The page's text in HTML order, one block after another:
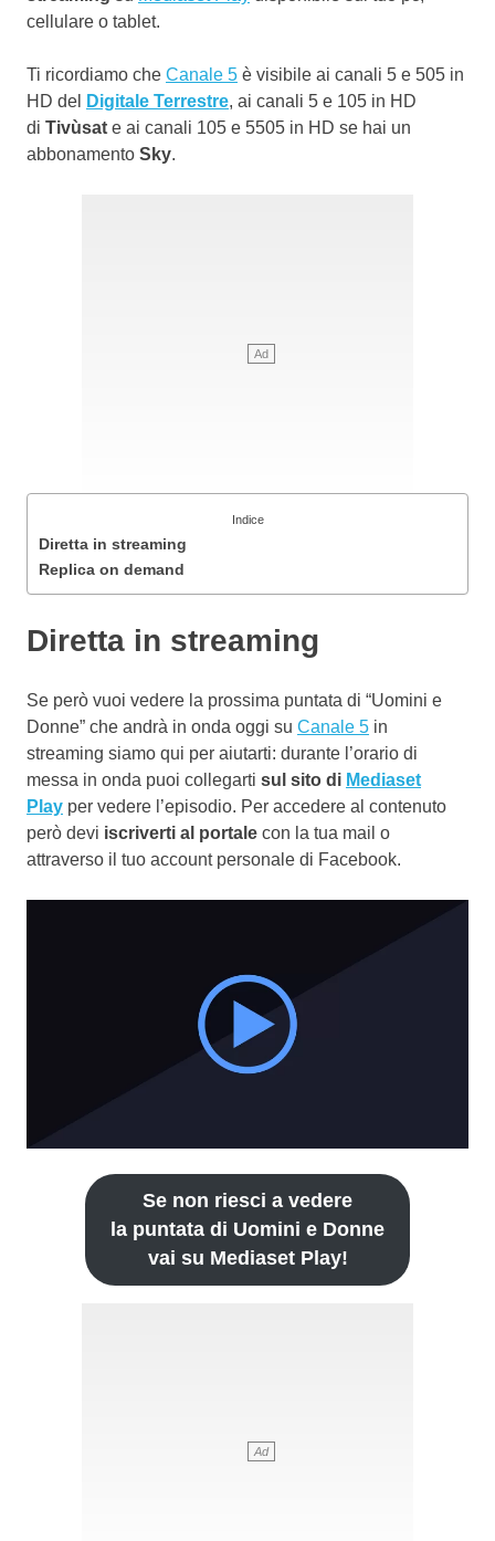
cellulare o tablet.
Ti ricordiamo che Canale 5 è visibile ai canali 5 e 505 in
HD del
Digitale Terrestre, ai canali 5 e 105 in HD
di Tivùsat e ai canali 105 e 5505 in HD se hai un
abbonamento Sky.
Indice
Diretta in streaming
Replica on demand
Diretta in streaming
Se però vuoi vedere la prossima puntata di “Uomini e
Donne” che andrà in onda oggi su Canale 5 in
streaming siamo qui per aiutarti: durante l’orario di
messa in onda puoi collegarti sul sito di Mediaset
Play per vedere l’episodio. Per accedere al contenuto
però devi iscriverti al portale con la tua mail o
attraverso il tuo account personale di Facebook.
Se non riesci a vedere
la puntata di Uomini e Donne
vai su Mediaset Play!